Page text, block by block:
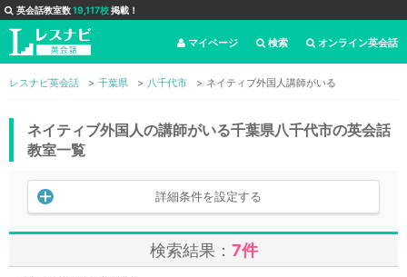
英会話教室数19,117校掲載！
オンライン英会話
検索
マイページ
レスナビ英会話 千葉県 八千代市 ネイティブ外国人講師がいる
ネイティブ外国人の講師がいる千葉県八千代市の英会話
教室一覧
詳細条件を設定する
検索結果： 7件